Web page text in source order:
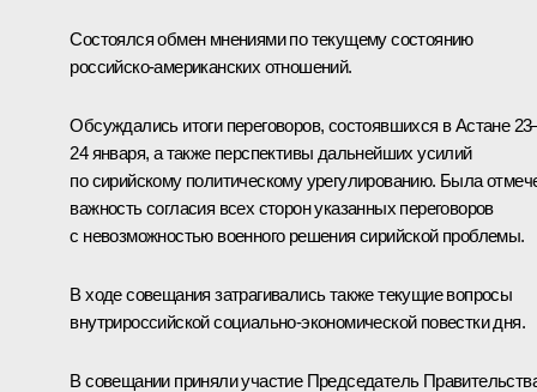
Состоялся обмен мнениями по текущему состоянию
российско-американских отношений.
Обсуждались итоги переговоров, состоявшихся в Астане
24 января, а также перспективы дальнейших усилий
по сирийскому политическому урегулированию. Была
важность согласия всех сторон указанных переговоров
с невозможностью военного решения сирийской проблемы.
В ходе совещания затрагивались также текущие вопросы
внутрироссийской социально-экономической повестки дня.
В совещании приняли участие Председатель